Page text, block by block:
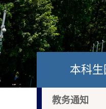
本科生
教务通知